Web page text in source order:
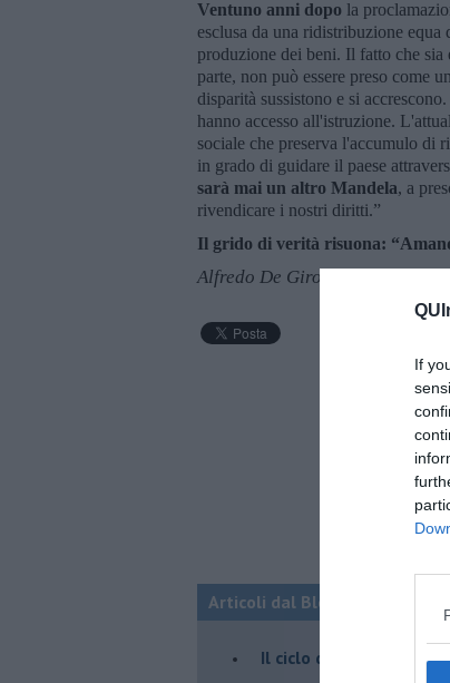
If
Ventuno anni dopo la
esclusa da una ridistribuzione
produzione dei beni. Il fatto che sia
parte, non può essere preso come
disparità sussistono e si
hanno accesso all'istruzione.
sociale che preserva l'accumulo di
in grado di guidare il paese
sarà mai un altro Mandela, a
rivendicare i nostri diritti.”
Il grido di verità risuona:
Alfredo De Girolamo e Enrico
Articoli dal Blog “Fauda e
Il ciclo della violenza